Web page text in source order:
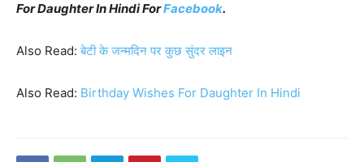
For Daughter In Hindi ForFacebook.
Also Read:बेटी के जन्मदिन पर कुछ सुंदर लाइन
Also Read: Birthday Wishes For Daughter In Hindi